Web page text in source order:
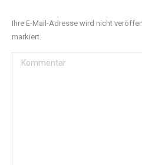
Ihre E-Mail-Adresse wird nicht
markiert.
Kommentar